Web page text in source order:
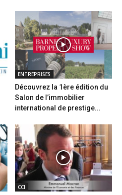
ENTREPRISES
Découvrez la 1ère édition du
Salon de l’immobilier
international de prestige...
CCI